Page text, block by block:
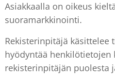
Asiakkaalla on oikeus
suoramarkkinointi.
Rekisterinpitäjä käsittelee
hyödyntää henkilötietojen
rekisterinpitäjän puolesta